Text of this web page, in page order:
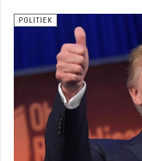
POLITIEK